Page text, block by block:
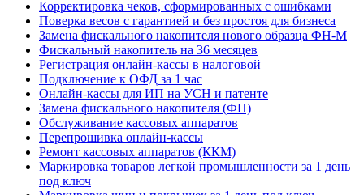
Корректировка чеков, сформированных с ошибками
Поверка весов с гарантией и без простоя для бизнеса
Замена фискального накопителя нового образца ФН-М
Фискальный накопитель на 36 месяцев
Регистрация онлайн-кассы в налоговой
Подключение к ОФД за 1 час
Онлайн-кассы для ИП на УСН и патенте
Замена фискального накопителя (ФН)
Обслуживание кассовых аппаратов
Перепрошивка онлайн-кассы
Ремонт кассовых аппаратов (ККМ)
Маркировка товаров легкой промышленности за 1 день
под ключ